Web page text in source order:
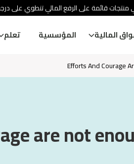
قائمة على الرفع المالي تنطوي على
المالية المؤسسية تعلم
Efforts And Courage
are not